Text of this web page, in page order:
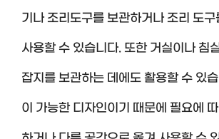
기나 조리도구를 보관하거나 조리 도
사용할 수 있습니다. 또한 거실이나 침
잡지를 보관하는 데에도 활용할 수 있
이 가능한 디자인이기 때문에 필요에